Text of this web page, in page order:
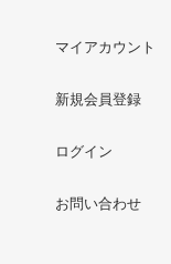
マイアカウント
新規会員登録
ログイン
お問い合わせ